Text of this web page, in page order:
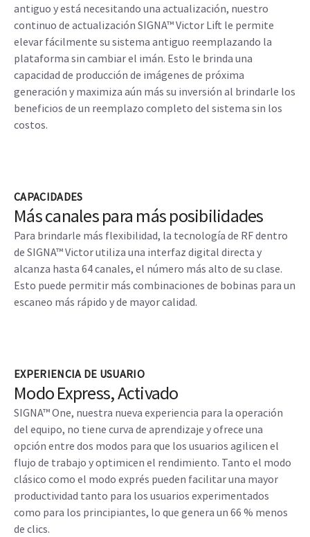
antiguo y está necesitando una actualización, nuestro
continuo de actualización SIGNA™ Victor Lift le permite
elevar fácilmente su sistema antiguo reemplazando la
plataforma sin cambiar el imán. Esto le brinda una
capacidad de producción de imágenes de próxima
generación y maximiza aún más su inversión al brindarle los
beneficios de un reemplazo completo del sistema sin los
costos.
CAPACIDADES
Más canales para más posibilidades
Para brindarle más flexibilidad, la tecnología de RF dentro
de SIGNA™ Victor utiliza una interfaz digital directa y
alcanza hasta 64 canales, el número más alto de su clase.
Esto puede permitir más combinaciones de bobinas para un
escaneo más rápido y de mayor calidad.
EXPERIENCIA DE USUARIO
Modo Express, Activado
SIGNA™ One, nuestra nueva experiencia para la operación
del equipo, no tiene curva de aprendizaje y ofrece una
opción entre dos modos para que los usuarios agilicen el
flujo de trabajo y optimicen el rendimiento. Tanto el modo
clásico como el modo exprés pueden facilitar una mayor
productividad tanto para los usuarios experimentados
como para los principiantes, lo que genera un 66 % menos
de clics.